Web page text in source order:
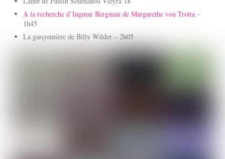
A la recherche d’Ingmar Bergman de Margarethe von Trotta –
1h45
La garçonnière de Billy Wilder – 2h05